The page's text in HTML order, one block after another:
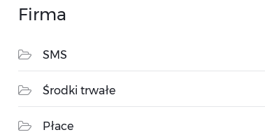
Firma
SMS
Środki trwałe
Płace